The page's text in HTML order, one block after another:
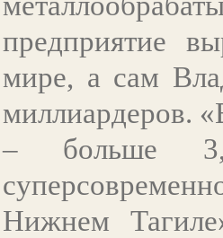
предприятие
мире, а сам
миллиардеров.
– больше
Нижнем